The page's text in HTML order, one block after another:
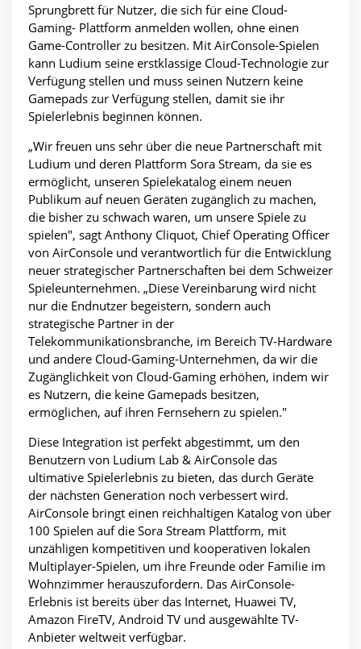
Sprungbrett für Nutzer, die sich für eine Cloud-
Gaming- Plattform anmelden wollen, ohne einen
Game-Controller zu besitzen. Mit AirConsole-Spielen
kann Ludium seine erstklassige Cloud-Technologie zur
Verfügung stellen und muss seinen Nutzern keine
Gamepads zur Verfügung stellen, damit sie ihr
Spielerlebnis beginnen können.
„Wir freuen uns sehr über die neue Partnerschaft mit
Ludium und deren Plattform Sora Stream, da sie es
ermöglicht, unseren Spielekatalog einem neuen
Publikum auf neuen Geräten zugänglich zu machen,
die bisher zu schwach waren, um unsere Spiele zu
spielen", sagt Anthony Cliquot, Chief Operating Officer
von AirConsole und verantwortlich für die Entwicklung
neuer strategischer Partnerschaften bei dem Schweizer
Spieleunternehmen. „Diese Vereinbarung wird nicht
nur die Endnutzer begeistern, sondern auch
strategische Partner in der
Telekommunikationsbranche, im Bereich TV-Hardware
und andere Cloud-Gaming-Unternehmen, da wir die
Zugänglichkeit von Cloud-Gaming erhöhen, indem wir
es Nutzern, die keine Gamepads besitzen,
ermöglichen, auf ihren Fernsehern zu spielen."
Diese Integration ist perfekt abgestimmt, um den
Benutzern von Ludium Lab & AirConsole das
ultimative Spielerlebnis zu bieten, das durch Geräte
der nächsten Generation noch verbessert wird.
AirConsole bringt einen reichhaltigen Katalog von über
100 Spielen auf die Sora Stream Plattform, mit
unzähligen kompetitiven und kooperativen lokalen
Multiplayer-Spielen, um ihre Freunde oder Familie im
Wohnzimmer herauszufordern. Das AirConsole-
Erlebnis ist bereits über das Internet, Huawei TV,
Amazon FireTV, Android TV und ausgewählte TV-
Anbieter weltweit verfügbar.